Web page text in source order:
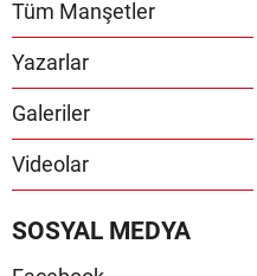
Tüm Manşetler
Yazarlar
Galeriler
Videolar
SOSYAL MEDYA